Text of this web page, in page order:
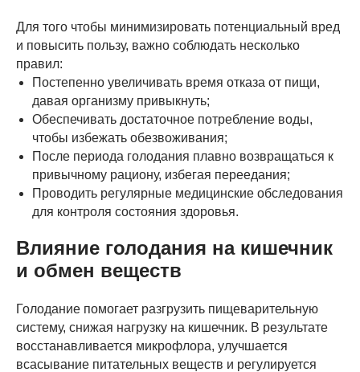
Для того чтобы минимизировать потенциальный вред
и повысить пользу, важно соблюдать несколько
правил:
Постепенно увеличивать время отказа от пищи,
давая организму привыкнуть;
Обеспечивать достаточное потребление воды,
чтобы избежать обезвоживания;
После периода голодания плавно возвращаться к
привычному рациону, избегая переедания;
Проводить регулярные медицинские обследования
для контроля состояния здоровья.
Влияние голодания на кишечник
и обмен веществ
Голодание помогает разгрузить пищеварительную
систему, снижая нагрузку на кишечник. В результате
восстанавливается микрофлора, улучшается
всасывание питательных веществ и регулируется